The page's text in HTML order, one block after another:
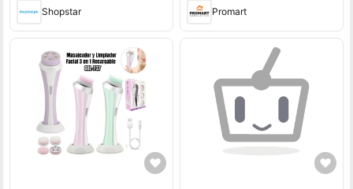
Shopstar Promart